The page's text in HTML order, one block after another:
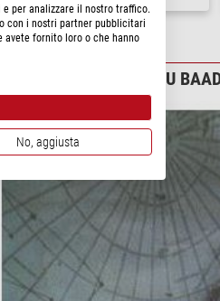
ALTRE INFORMAZIONI SU
per analizzare il nostro traffico.
con i nostri partner pubblicitari
avete fornito loro o che hanno
No, aggiusta